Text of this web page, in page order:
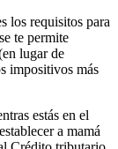
los requisitos para
te permite
lugar de
impositivos más
estás en el
a mamá